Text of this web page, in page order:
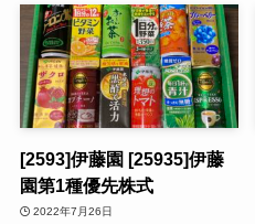
[2593]伊藤園 [25935]伊藤
園第1種優先株式
2022年7月26日